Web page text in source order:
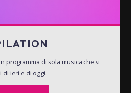
programma di sola musica che vi
di ieri e di oggi.